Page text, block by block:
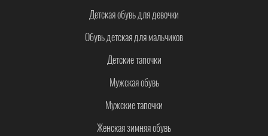
Детская обувь для девочки
Обувь детская для мальчиков
Детские тапочки
Мужская обувь
Мужские тапочки
Женская зимняя обувь